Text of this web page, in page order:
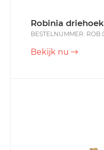
Robinia
BESTELNUMMER: ROB
Bekijk nu